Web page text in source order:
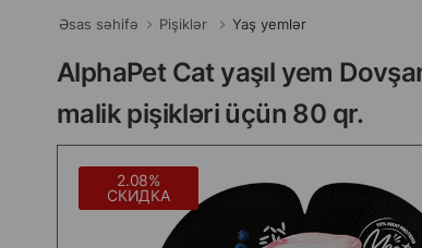
Əsas səhifə Pişiklər Yaş yemlər
AlphaPet Cat yaşıl yem
malik pişikləri üçün 80 qr.
2.08%
СКИДКА